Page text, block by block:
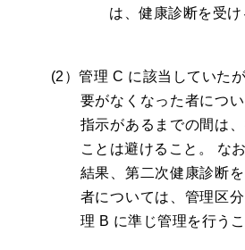
は、健康診断を受け
(2）管理 C に該当していた
要がなくなった者につ
指示があるまでの間は
ことは避けること。 な
結果、第二次健康診断
者については、管理区
理 B に準じ管理を行うこ